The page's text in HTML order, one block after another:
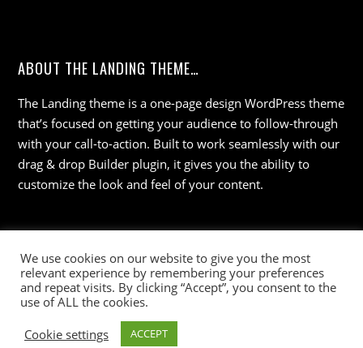
ABOUT THE LANDING THEME…
The Landing theme is a one-page design WordPress theme
that’s focused on getting your audience to follow-through
with your call-to-action. Built to work seamlessly with our
drag & drop Builder plugin, it gives you the ability to
customize the look and feel of your content.
Powered byWordPress
We use cookies on our website to give you the most
relevant experience by remembering your preferences
and repeat visits. By clicking “Accept”, you consent to the
use of ALL the cookies.
Cookie settings
ACCEPT